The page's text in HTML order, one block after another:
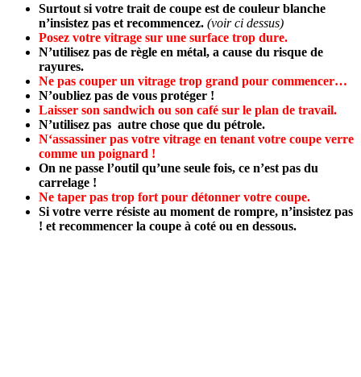
Surtout si votre trait de coupe est de couleur blanche
n’insistez pas et recommencez. (voir ci dessus)
Posez votre vitrage sur une surface trop dure.
N’utilisez pas de règle en métal, a cause du risque de
rayures.
Ne pas couper un vitrage trop grand pour commencer…
N’oubliez pas de vous protéger !
Laisser son sandwich ou son café sur le plan de travail.
N’utilisez pas autre chose que du pétrole.
N‘assassiner pas votre vitrage en tenant votre coupe verre
comme un poignard !
On ne passe l’outil qu’une seule fois, ce n’est pas du
carrelage !
Ne taper pas trop fort pour détonner votre coupe.
Si votre verre résiste au moment de rompre, n’insistez pas
! et recommencer la coupe à coté ou en dessous.